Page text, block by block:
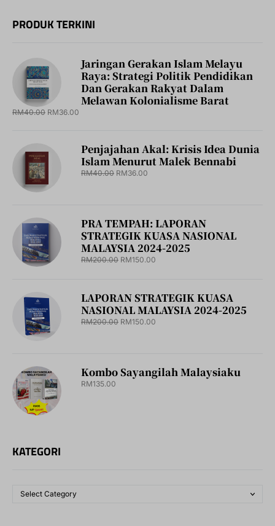
PRODUK TERKINI
Jaringan Gerakan Islam Melayu
Raya: Strategi Politik Pendidikan
Dan Gerakan Rakyat Dalam
Melawan Kolonialisme Barat
RM40.00 RM36.00
Penjajahan Akal: Krisis Idea Dunia
Islam Menurut Malek Bennabi
RM40.00 RM36.00
PRA TEMPAH: LAPORAN
STRATEGIK KUASA NASIONAL
MALAYSIA 2024-2025
RM200.00 RM150.00
LAPORAN STRATEGIK KUASA
NASIONAL MALAYSIA 2024-2025
RM200.00 RM150.00
Kombo Sayangilah Malaysiaku
RM135.00
KATEGORI